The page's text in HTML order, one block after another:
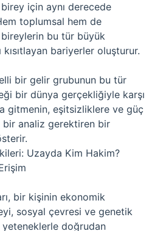
için aynı derecede
toplumsal hem de
bu tür büyük
kısıtlayan bariyerler oluşturur.
bir gelir grubunun bu tür
bir dünya gerçekliğiyle karşı
gitmenin, eşitsizliklere ve güç
bir analiz gerektiren bir
Uzayda Kim Hakim?
bir kişinin ekonomik
sosyal çevresi ve genetik
doğrudan